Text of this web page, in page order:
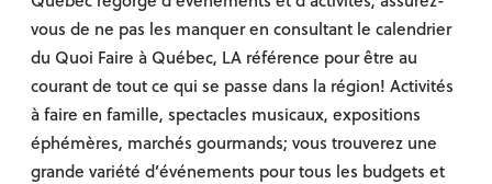
vous de ne pas les manquer en consultant le calendrier
du Quoi Faire à Québec, LA référence pour être au
courant de tout ce qui se passe dans la région! Activités
à faire en famille, spectacles musicaux, expositions
éphémères, marchés gourmands; vous trouverez une
grande variété d’événements pour tous les budgets et